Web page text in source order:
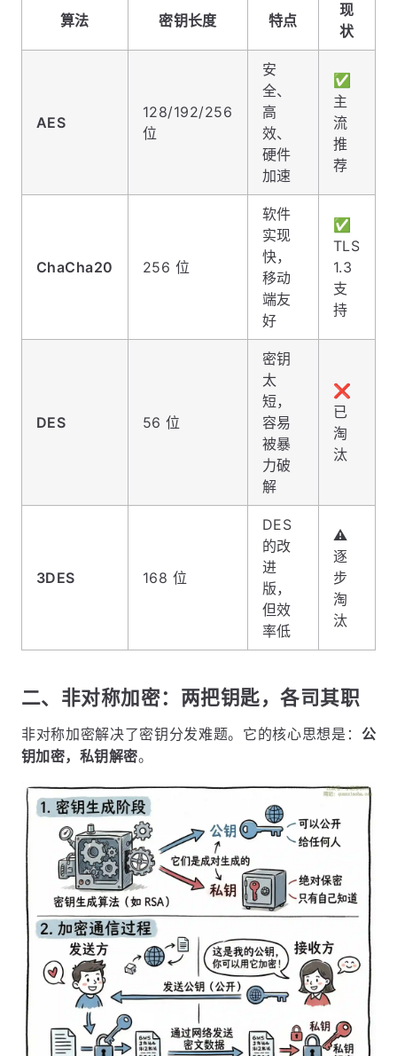
算法 密钥长度 特点
现
状
AES
128/192/256
位
安
全、
高
效、
硬件
加速
✅
主
流
推
荐
ChaCha20 256 位
软件
实现
快，
移动
端友
好
✅
TLS
1.3
支
持
DES 56 位
密钥
太
短，
容易
被暴
力破
解
❌
已
淘
汰
3DES 168 位
DES
的改
进
版，
但效
率低
⚠️
逐
步
淘
汰
二、非对称加密：两把钥匙，各司其职
非对称加密解决了密钥分发难题。它的核心思想是： 公
钥加密，私钥解密。